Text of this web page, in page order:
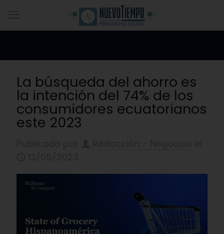
La búsqueda del ahorro es
la intención del 74% de los
consumidores ecuatorianos
este 2023